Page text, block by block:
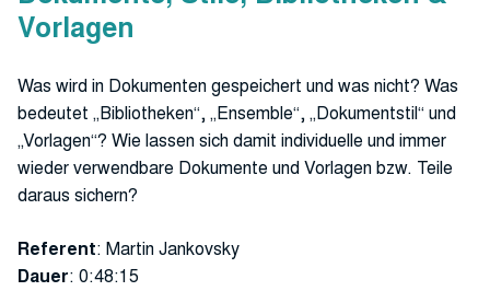
Vorlagen
Was wird in Dokumenten gespeichert und was nicht? Was
bedeutet „Bibliotheken“, „Ensemble“, „Dokumentstil“ und
„Vorlagen“? Wie lassen sich damit individuelle und immer
wieder verwendbare Dokumente und Vorlagen bzw. Teile
daraus sichern?
Referent: Martin Jankovsky
Dauer: 0:48:15